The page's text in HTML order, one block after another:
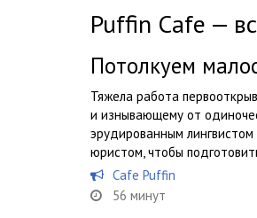
Puffin Cafe —
Потолкуем
Тяжела работа
и изнывающему от
эрудированным
юристом, чтобы
Cafe Puffin
56 минут